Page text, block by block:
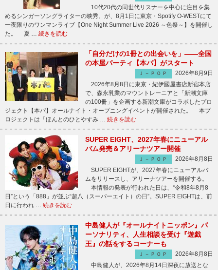
10代20代の同世代リスナーを中心に注目を集
めるシンガーソングライターの映秀。が、8月1日に東京・Spotify O-WESTにて
一夜限りのワンマンライブ【One Night Summer Live 2026 ～色祭～】を開催し
た。 夏 … 続きを読む
「自分だけの1冊との出会いを」――全国
の本屋パーティ【本パ】がスタート
Ｊ－ＰＯＰ
2026年8月9日
2026年8月8日に東京・紀伊國屋書店新宿本店
で、森永乳業のマウントレーニアと「新潮文庫
の100冊」を企画する新潮文庫がコラボしたプロ
ジェクト【本パ】オールナイト・オープニングイベントが開催された。 本プ
ロジェクトは「ほんとのひとやすみ … 続きを読む
SUPER EIGHT、2027年春にニューアル
バム発売＆アリーナツアー開催
Ｊ－ＰＯＰ
2026年8月8日
SUPER EIGHTが、2027年春にニューアルバ
ムをリリースし、アリーナツアーを開催する。
本情報の発表が行われた日は、“令和8年8月8
日”という「888」が並ぶ“超八（スーパーエイト）の日”。SUPER EIGHTは、前
日に行われ … 続きを読む
中島健人が『オールナイトニッポン』パ
ーソナリティ、人生相談を受け『遊戯
王』の話をするコーナーも
Ｊ－ＰＯＰ
2026年8月8日
中島健人が、2026年8月14日深夜に放送とな